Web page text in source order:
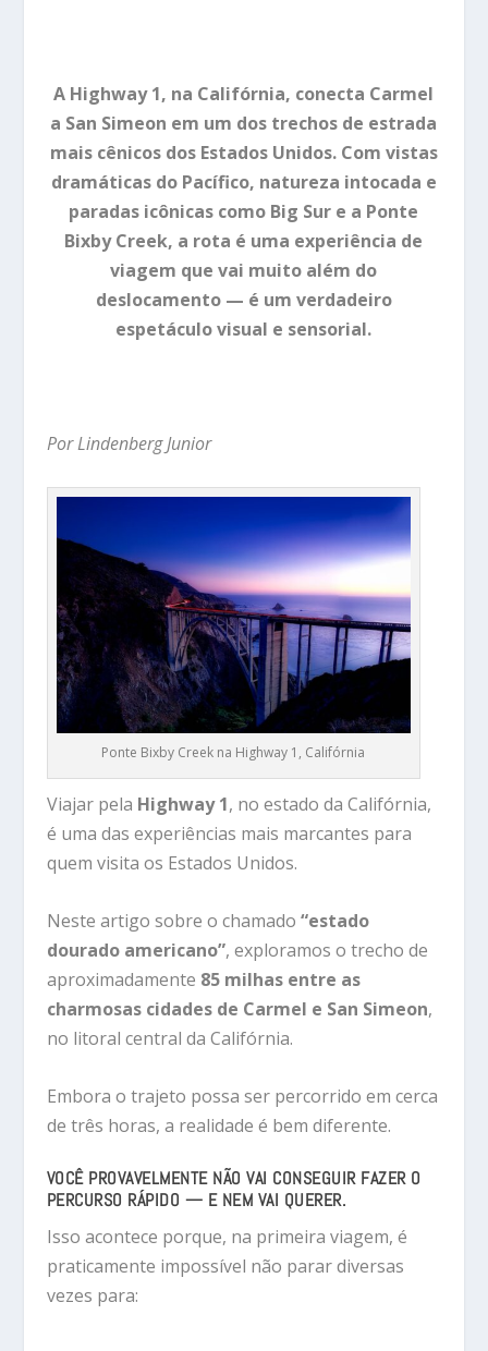
A Highway 1, na Califórnia, conecta Carmel
a San Simeon em um dos trechos de estrada
mais cênicos dos Estados Unidos. Com vistas
dramáticas do Pacífico, natureza intocada e
paradas icônicas como Big Sur e a Ponte
Bixby Creek, a rota é uma experiência de
viagem que vai muito além do
deslocamento — é um verdadeiro
espetáculo visual e sensorial.
Por Lindenberg Junior
Ponte Bixby Creek na Highway 1, Califórnia
Viajar pela Highway 1, no estado da Califórnia,
é uma das experiências mais marcantes para
quem visita os Estados Unidos.
Neste artigo sobre o chamado “estado
dourado americano”, exploramos o trecho de
aproximadamente 85 milhas entre as
charmosas cidades de Carmel e San Simeon,
no litoral central da Califórnia.
Embora o trajeto possa ser percorrido em cerca
de três horas, a realidade é bem diferente.
VOCÊ PROVAVELMENTE NÃO VAI CONSEGUIR FAZER O
PERCURSO RÁPIDO — E NEM VAI QUERER.
Isso acontece porque, na primeira viagem, é
praticamente impossível não parar diversas
vezes para: